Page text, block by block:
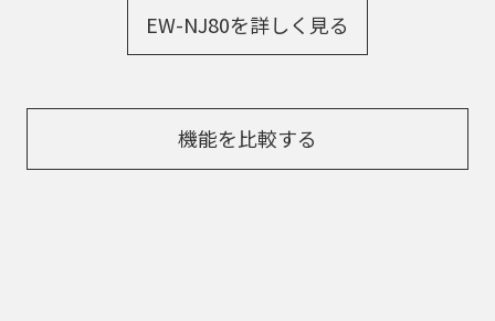
EW-NJ80を詳しく見る
機能を比較する